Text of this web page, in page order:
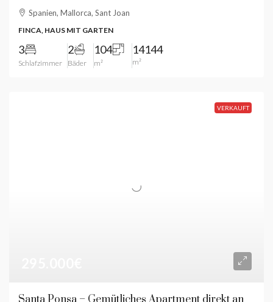
Spanien, Mallorca, Sant Joan
FINCA, HAUS MIT GARTEN
3
Schlafzimmer
2
Bäder
104
m²
14144
m²
VERKAUFT